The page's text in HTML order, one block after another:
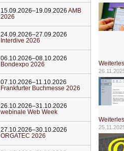
15.09.2026–19.09.2026 AMB
2026
24.09.2026–27.09.2026
Interdive 2026
06.10.2026–08.10.2026
Bondexpo 2026
07.10.2026–11.10.2026
Frankfurter Buchmesse 2026
26.10.2026–31.10.2026
webinale Web Week
27.10.2026–30.10.2026
ORGATEC 2026